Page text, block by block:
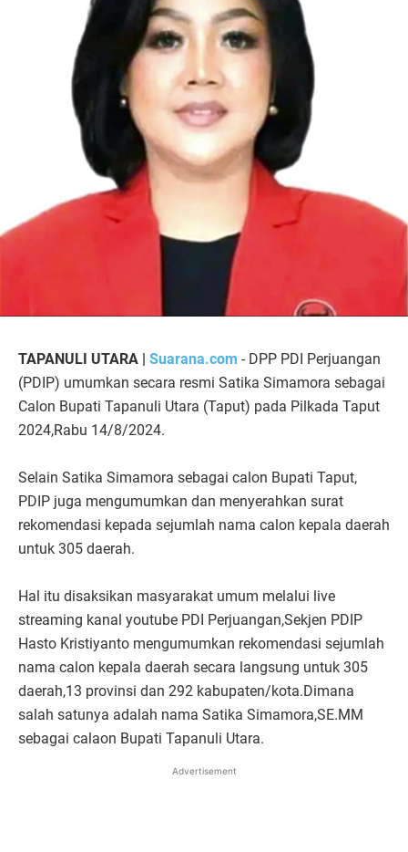
TAPANULI UTARA | Suarana.com - DPP PDI Perjuangan
(PDIP) umumkan secara resmi Satika Simamora sebagai
Calon Bupati Tapanuli Utara (Taput) pada Pilkada Taput
2024,Rabu 14/8/2024.
Selain Satika Simamora sebagai calon Bupati Taput,
PDIP juga mengumumkan dan menyerahkan surat
rekomendasi kepada sejumlah nama calon kepala daerah
untuk 305 daerah.
Hal itu disaksikan masyarakat umum melalui live
streaming kanal youtube PDI Perjuangan,Sekjen PDIP
Hasto Kristiyanto mengumumkan rekomendasi sejumlah
nama calon kepala daerah secara langsung untuk 305
daerah,13 provinsi dan 292 kabupaten/kota.Dimana
salah satunya adalah nama Satika Simamora,SE.MM
sebagai calaon Bupati Tapanuli Utara.
Advertisement